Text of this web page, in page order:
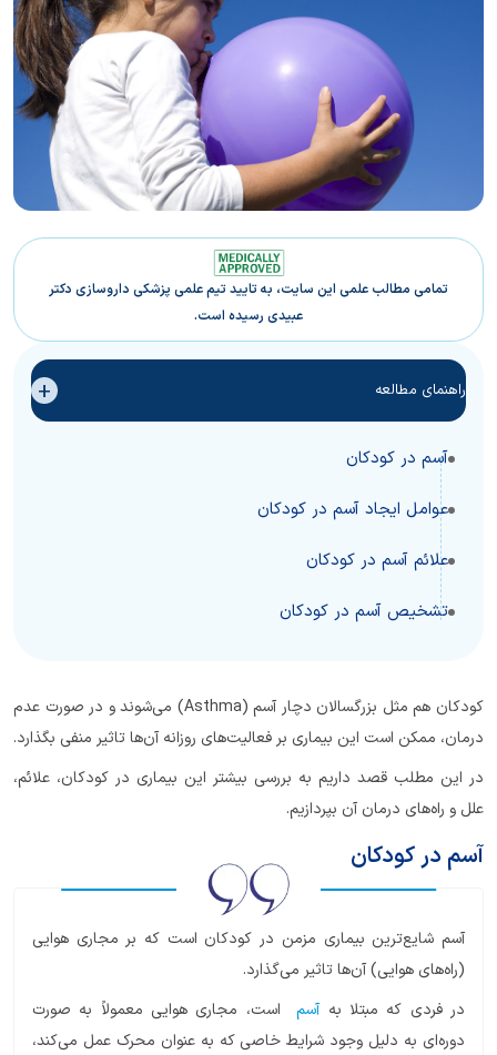
تمامی مطالب علمی این سایت، به تایید تیم علمی پزشکی داروسازی دکتر
عبیدی رسیده است.
راهنمای مطالعه +
آسم در کودکان
عوامل ایجاد آسم در کودکان
علائم آسم در کودکان
تشخیص آسم در کودکان
کودکان هم مثل بزرگسالان دچار آسم (Asthma) می‌شوند و در صورت عدم
درمان، ممکن است این بیماری بر فعالیت‌های روزانه آن‌ها تاثیر منفی بگذارد.
در این مطلب قصد داریم به بررسی بیشتر این بیماری در کودکان، علائم،
علل و راه‌های درمان آن بپردازیم.
آسم در کودکان
آسم شایع‌ترین بیماری مزمن در کودکان است که بر مجاری هوایی
(راه‌های هوایی) آن‌ها تاثیر می‌گذارد.
در فردی که مبتلا بهآسماست، مجاری هوایی معمولاً به صورت
دوره‌ای به دلیل وجود شرایط خاصی که به عنوان محرک عمل می‌کند،